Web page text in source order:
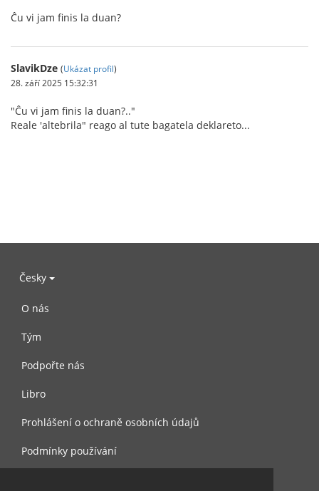
Ĉu vi jam finis la duan?
SlavikDze (Ukázat profil)
28. září 2025 15:32:31
"Ĉu vi jam finis la duan?.."
Reale 'altebrila" reago al tute bagatela deklareto...
Česky
O nás
Tým
Podpořte nás
Libro
Prohlášení o ochraně osobních údajů
Podmínky používání